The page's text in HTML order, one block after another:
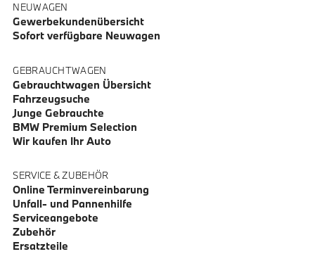
NEUWAGEN
Gewerbekundenübersicht
Sofort verfügbare Neuwagen
GEBRAUCHTWAGEN
Gebrauchtwagen Übersicht
Fahrzeugsuche
Junge Gebrauchte
BMW Premium Selection
Wir kaufen Ihr Auto
SERVICE & ZUBEHÖR
Online Terminvereinbarung
Unfall- und Pannenhilfe
Serviceangebote
Zubehör
Ersatzteile